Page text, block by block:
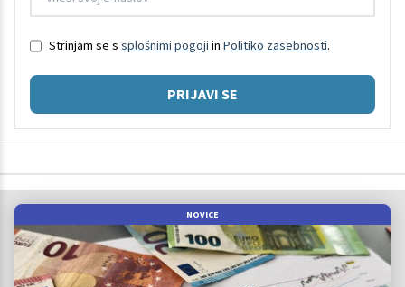
Strinjam se s splošnimi pogoji in Politiko zasebnosti.
PRIJAVI SE
NOVICE